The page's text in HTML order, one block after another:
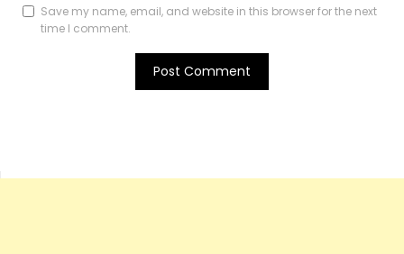
Save my name, email, and website in this browser for the next
time I comment.